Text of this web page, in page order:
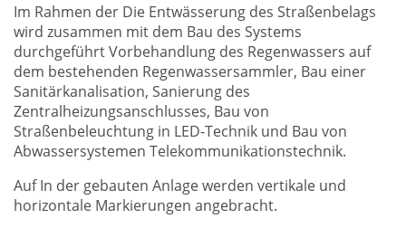
Im Rahmen der Die Entwässerung des Straßenbelags
wird zusammen mit dem Bau des Systems
durchgeführt Vorbehandlung des Regenwassers auf
dem bestehenden Regenwassersammler, Bau einer
Sanitärkanalisation, Sanierung des
Zentralheizungsanschlusses, Bau von
Straßenbeleuchtung in LED-Technik und Bau von
Abwassersystemen Telekommunikationstechnik.
Auf In der gebauten Anlage werden vertikale und
horizontale Markierungen angebracht.